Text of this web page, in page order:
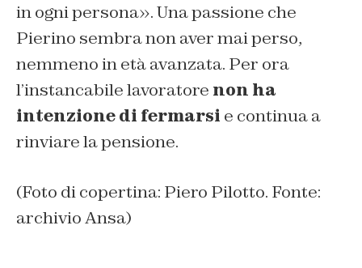
in ogni persona». Una passione che
Pierino sembra non aver mai perso,
nemmeno in età avanzata. Per ora
l’instancabile lavoratore non ha
intenzione di fermarsi e continua a
rinviare la pensione.
(Foto di copertina: Piero Pilotto. Fonte:
archivio Ansa)